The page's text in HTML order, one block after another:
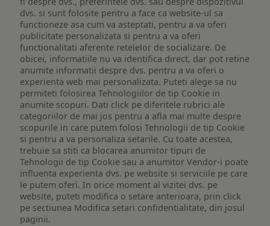
dvs. si sunt folosite pentru a face ca website-ul sa
functioneze asa cum va asteptati, pentru a va oferi
publicitate personalizata si pentru a va oferi
functionalitati aferente retelelor de socializare. De
obicei, informatiile nu va identifica direct, dar pot retine
anumite informatii despre dvs. pentru a va oferi o
experienta web mai personalizata. Puteti alege sa nu
permiteti folosirea Tehnologiilor de tip Cookie in
anumite scopuri. Dati click pe diferitele rubrici ale
categoriilor de mai jos pentru a afla mai multe despre
scopurile in care putem folosi Tehnologii de tip Cookie
si pentru a va personaliza setarile. Cu toate acestea,
trebuie sa stiti ca blocarea anumitor tipuri de
Tehnologii de tip Cookie sau a anumitor Vendor-i poate
influenta experienta dvs. pe website si serviciile pe care
le putem oferi. In orice moment al vizitei dvs. pe
website, puteti modifica o setare anterioara, prin click
pe sectiunea Modifica setari confidentialitate, din josul
paginii.